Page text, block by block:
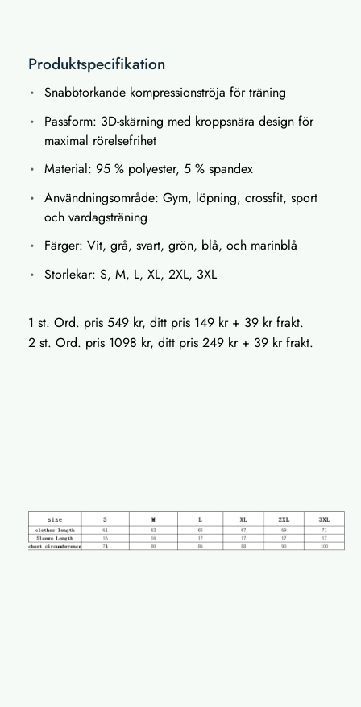
Produktspecifikation
Snabbtorkande kompressionströja för träning
Passform: 3D-skärning med kroppsnära design för
maximal rörelsefrihet
Material: 95 % polyester, 5 % spandex
Användningsområde: Gym, löpning, crossfit, sport
och vardagsträning
Färger: Vit, grå, svart, grön, blå, och marinblå
Storlekar: S, M, L, XL, 2XL, 3XL
1 st. Ord. pris 549 kr, ditt pris 149 kr + 39 kr frakt.
2 st. Ord. pris 1098 kr, ditt pris 249 kr + 39 kr frakt.